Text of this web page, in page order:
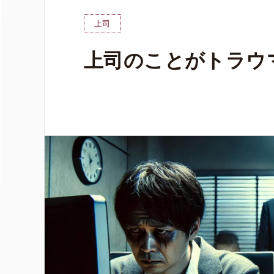
上司
上司のことがトラウ